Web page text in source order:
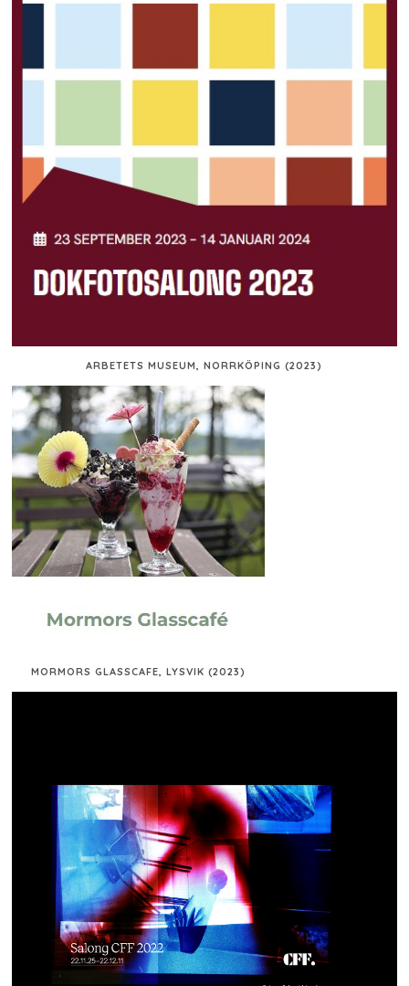
ARBETETS MUSEUM, NORRKÖPING (2023)
MORMORS GLASSCAFE, LYSVIK (2023)